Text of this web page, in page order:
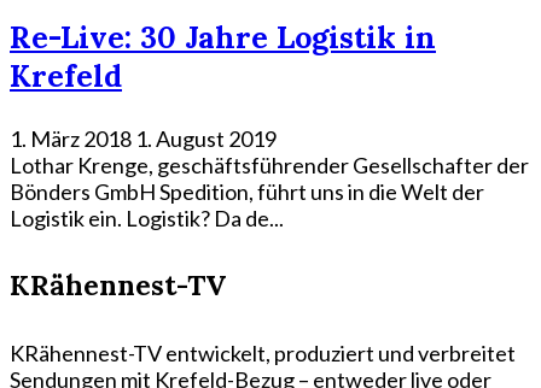
Re-Live: 30 Jahre Logistik in
Krefeld
1. März 2018 1. August 2019
Lothar Krenge, geschäftsführender Gesellschafter der
Bönders GmbH Spedition, führt uns in die Welt der
Logistik ein. Logistik? Da de...
KRähennest-TV
KRähennest-TV entwickelt, produziert und verbreitet
Sendungen mit Krefeld-Bezug – entweder live oder